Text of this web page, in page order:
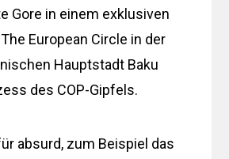
Gore in einem exklusiven
European Circle in der
Hauptstadt Baku
des COP-Gipfels.
absurd, zum Beispiel das